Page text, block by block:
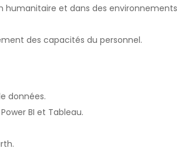
humanitaire et dans des environnements
des capacités du personnel.
données.
BI et Tableau.